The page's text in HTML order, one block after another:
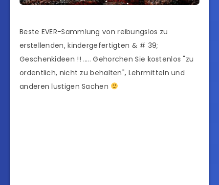
Beste EVER-Sammlung von reibungslos zu
erstellenden, kindergefertigten & # 39;
Geschenkideen !! ….. Gehorchen Sie kostenlos "zu
ordentlich, nicht zu behalten", Lehrmitteln und
anderen lustigen Sachen